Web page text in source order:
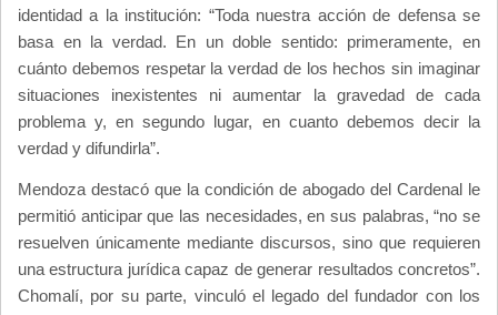
identidad a la institución: “Toda nuestra acción de defensa se
basa en la verdad. En un doble sentido: primeramente, en
cuánto debemos respetar la verdad de los hechos sin imaginar
situaciones inexistentes ni aumentar la gravedad de cada
problema y, en segundo lugar, en cuanto debemos decir la
verdad y difundirla”.
Mendoza destacó que la condición de abogado del Cardenal le
permitió anticipar que las necesidades, en sus palabras, “no se
resuelven únicamente mediante discursos, sino que requieren
una estructura jurídica capaz de generar resultados concretos”.
Chomalí, por su parte, vinculó el legado del fundador con los